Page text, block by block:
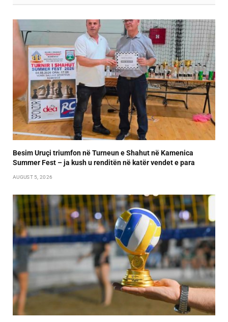
Besim Uruçi triumfon në Turneun e Shahut në Kamenica
Summer Fest – ja kush u renditën në katër vendet e para
AUGUST 5, 2026